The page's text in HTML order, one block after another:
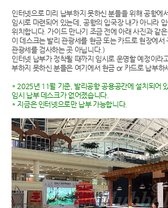
인터넷으로 미리 납부하지 못하신 분들을 위해 공항에
임시로 마련되어 있는데, 공항의 입국장 내가 아니라
위치합니다. 가이드 만나기 조금 전에 아래 사진과 같
이 데스크는 발리 관광세를 현금 또는 카드로 현장에
관광세를 검사하는 곳 아닙니다.)
인터넷 납부가 정착될 때까지 임시로 운영할 예정이라
부하지 못하신 분들은 여기에서 현금 or 카드로 납부하
* 2025년 11월 기준, 발리공항 공용공간에 설치되어
임시 납부 데스크가 없어졌습니다.
* 지금은 인터넷으로만 납부 가능합니다.